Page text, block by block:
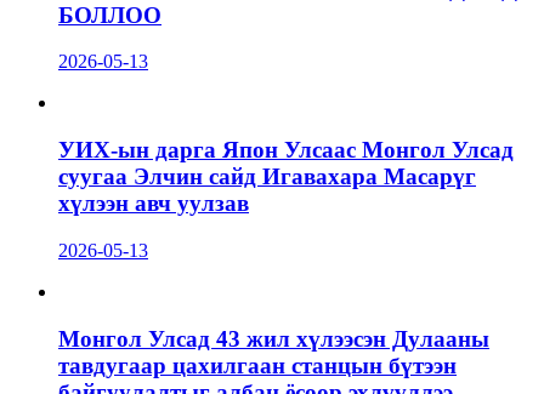
БОЛЛОО
2026-05-13
УИХ-ын дарга Япон Улсаас Монгол Улсад
суугаа Элчин сайд Игавахара Масарүг
хүлээн авч уулзав
2026-05-13
Монгол Улсад 43 жил хүлээсэн Дулааны
тавдугаар цахилгаан станцын бүтээн